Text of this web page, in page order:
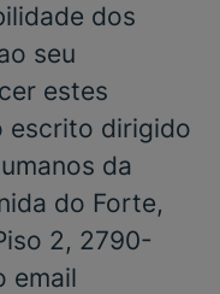
dos
seu
estes
escrito dirigido
da
do Forte,
2, 2790-
email